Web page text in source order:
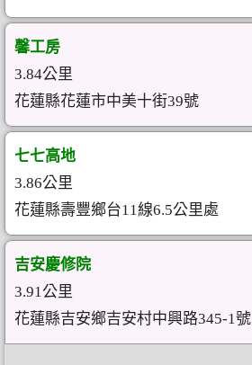
馨工房
3.84公里
花蓮縣花蓮市中美十街39號
七七高地
3.86公里
花蓮縣壽豐鄉台11線6.5公里處
吉安慶修院
3.91公里
花蓮縣吉安鄉吉安村中興路345-1號